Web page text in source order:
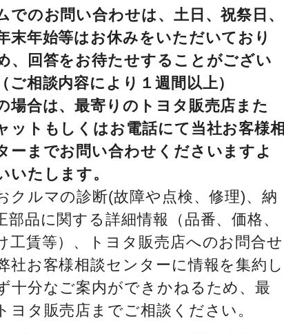
でのお問い合わせは、土日、祝祭日、
末年始等はお休みをいただいており
、回答をお待たせすることがござい
ご相談内容により１週間以上）
場合は、最寄りのトヨタ販売店また
ットもしくはお電話にて当社お客様相
ーまでお問い合わせくださいますよ
いたします。
クルマの診断(故障や点検、修理)、納
部品に関する詳細情報（品番、価格、
工賃等）、トヨタ販売店へのお問合せ
社お客様相談センターに情報を集約し
十分なご案内ができかねるため、最
ヨタ販売店までご相談ください。